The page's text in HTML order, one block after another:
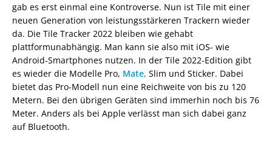
gab es erst einmal eine Kontroverse. Nun ist Tile mit einer
neuen Generation von leistungsstärkeren Trackern wieder
da. Die Tile Tracker 2022 bleiben wie gehabt
plattformunabhängig. Man kann sie also mit iOS- wie
Android-Smartphones nutzen. In der Tile 2022-Edition gibt
es wieder die Modelle Pro, Mate, Slim und Sticker. Dabei
bietet das Pro-Modell nun eine Reichweite von bis zu 120
Metern. Bei den übrigen Geräten sind immerhin noch bis 76
Meter. Anders als bei Apple verlässt man sich dabei ganz
auf Bluetooth.